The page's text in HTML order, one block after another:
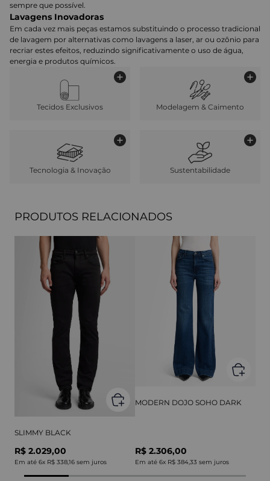
sempre que possível.
Lavagens Inovadoras
Em cada vez mais peças estamos substituindo o processo tradicional
de lavagem por alternativas como lavagens a laser, ar ou ozônio para
recriar estes efeitos, reduzindo significativamente o uso de água,
energia e produtos químicos.
Tecidos Exclusivos Modelagem & Caimento
Tecnologia & Inovação Sustentabilidade
PRODUTOS RELACIONADOS
SLIMMY BLACK
R$ 2.029,00
Em até 6x R$ 338,16 sem juros
MODERN DOJO SOHO DARK
R$ 2.306,00
Em até 6x R$ 384,33 sem juros